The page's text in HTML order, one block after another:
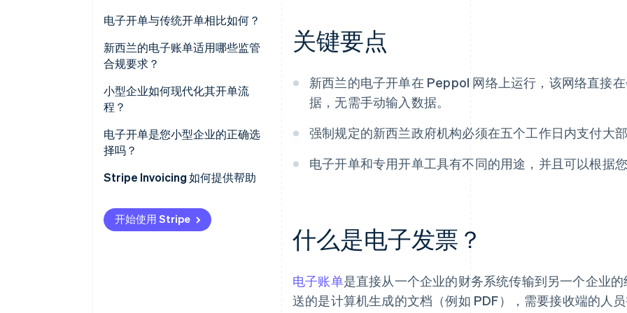
电子开单与传统开单相比如何？
新西兰的电子账单适用哪些监管
合规要求？
小型企业如何现代化其开单流
程？
电子开单是您小型企业的正确选
择吗？
Stripe Invoicing 如何提供帮助
开始使用 Stripe
关键要点
新西兰的电子开单在 Peppol 网络上运行，该网络直接
据，无需手动输入数据。
强制规定的新西兰政府机构必须在五个工作日内支付大
电子开单和专用开单工具有不同的用途，并且可以根据
什么是电子发票？
电子账单是直接从一个企业的财务系统传输到另一个企业
送的是计算机生成的文档（例如 PDF），需要接收端的人